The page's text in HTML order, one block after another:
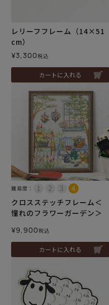
レリーフフレーム（14×51
cm）
¥3,300税込
カートに入れる
難易度：
クロスステッチフレーム＜
憧れのフラワーガーデン＞
¥9,900税込
カートに入れる